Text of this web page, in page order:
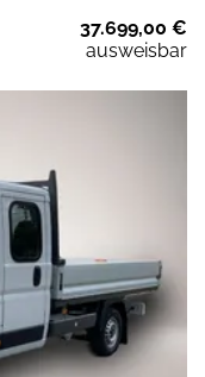
37.699,00 €
ausweisbar